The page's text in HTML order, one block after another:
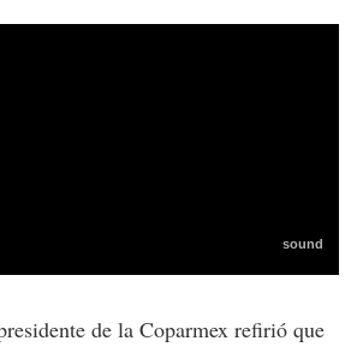
de la Coparmex refirió que